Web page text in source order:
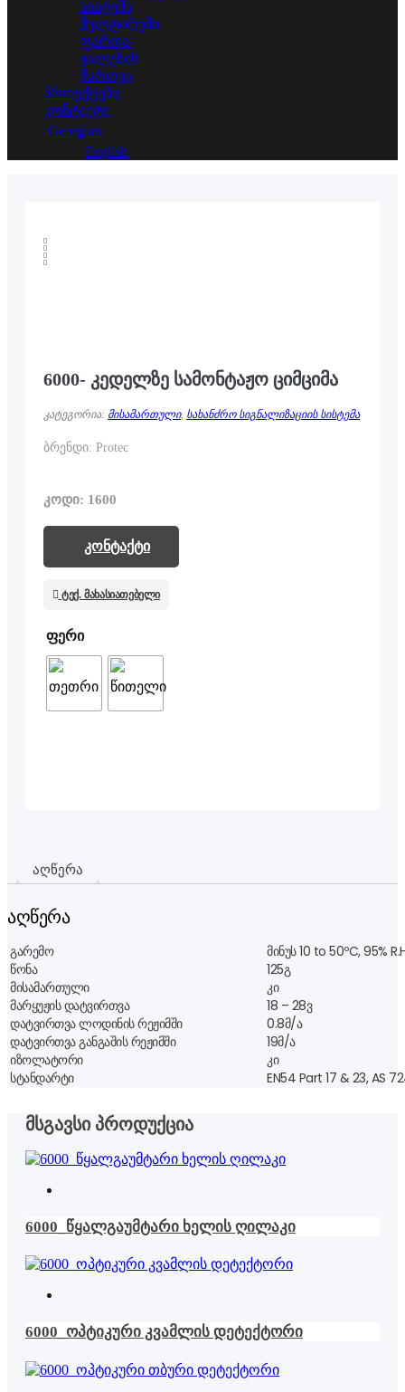
სისტემა
მულტირუმი
ფარდა-
ჟალუზის
მართვა
პროექტები
კონტაქტი
Georgian
English
6000- კედელზე სამონტაჟო ციმციმა
კატეგორია: მისამართული, სახანძრო სიგნალიზაციის სისტემა
ბრენდი: Protec
კოდი: 1600
კონტაქტი
ტექ. მახასიათებელი
ფერი
აღწერა
აღწერა
გარემო
მინუს 10 to 50ºC, 95%
წონა
125გ
მისამართული
კი
მარყუჟის დატვირთვა
18 – 28ვ
დატვირთვა ლოდინის რეჟიმში
0.8მ/ა
დატვირთვა განგაშის რეჟიმში
19მ/ა
იზოლატორი
კი
სტანდარტი
EN54 Part 17 & 23, AS
მსგავსი პროდუქცია
has
multiple
variants.
The
chosen
the
6000_წყალგაუმტარი ხელის ღილაკი
has
multiple
variants.
The
6000_ოპტიკური კვამლის დეტექტორი